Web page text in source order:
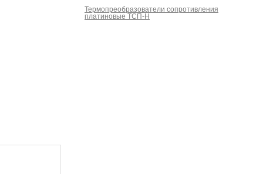
Термопреобразователи сопротивления
платиновые ТСП-Н